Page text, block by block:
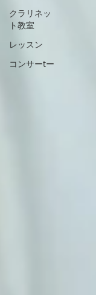
クラリネッ
ト教室
レッスン
コンサーtー